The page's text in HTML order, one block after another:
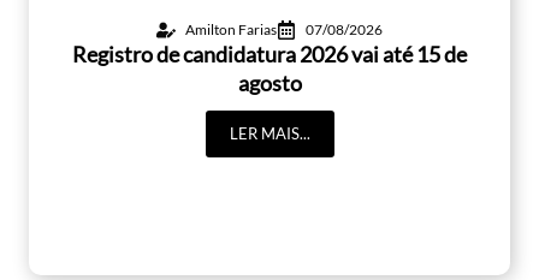
Amilton Farias 07/08/2026
Registro de candidatura 2026 vai até 15 de
agosto
LER MAIS...